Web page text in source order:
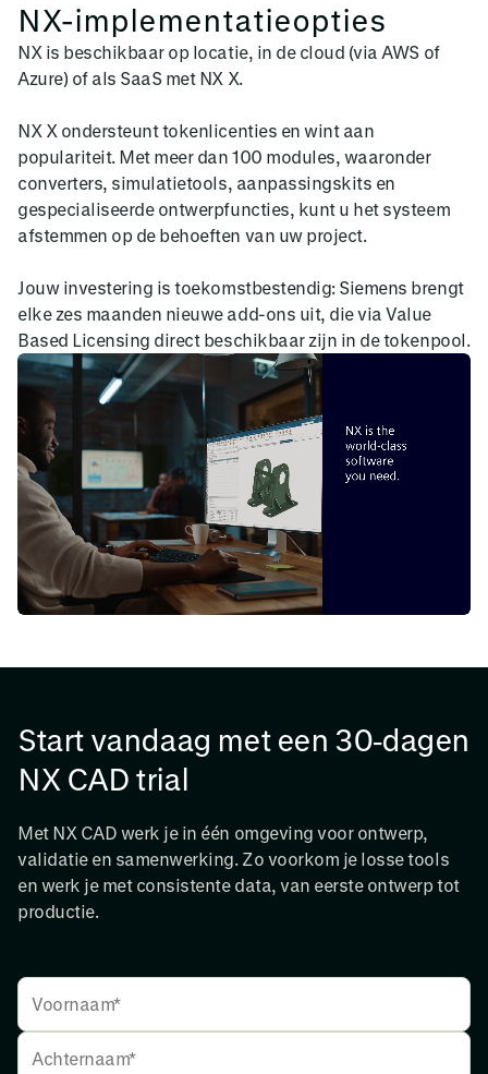
NX-implementatieopties
NX is beschikbaar op locatie, in de cloud (via AWS of
Azure) of als SaaS met NX X.
NX X ondersteunt tokenlicenties en wint aan
populariteit. Met meer dan 100 modules, waaronder
converters, simulatietools, aanpassingskits en
gespecialiseerde ontwerpfuncties, kunt u het systeem
afstemmen op de behoeften van uw project.
Jouw investering is toekomstbestendig: Siemens brengt
elke zes maanden nieuwe add-ons uit, die via Value
Based Licensing direct beschikbaar zijn in de tokenpool.
Start vandaag met een 30‑dagen
NX CAD trial
Met NX CAD werk je in één omgeving voor ontwerp,
validatie en samenwerking. Zo voorkom je losse tools
en werk je met consistente data, van eerste ontwerp tot
productie.